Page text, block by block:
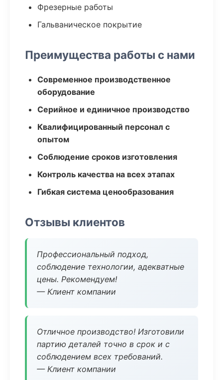
Фрезерные работы
Гальваническое покрытие
Преимущества работы с нами
Современное производственное
оборудование
Серийное и единичное производство
Квалифицированный персонал с
опытом
Соблюдение сроков изготовления
Контроль качества на всех этапах
Гибкая система ценообразования
Отзывы клиентов
Профессиональный подход,
соблюдение технологии, адекватные
цены. Рекомендуем!
— Клиент компании
Отличное производство! Изготовили
партию деталей точно в срок и с
соблюдением всех требований.
— Клиент компании